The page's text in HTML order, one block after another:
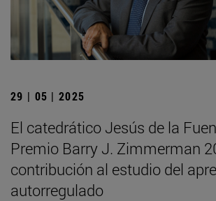
29 | 05 | 2025
El catedrático Jesús de la
Premio Barry J. Zimmerman
contribución al estudio del
autorregulado